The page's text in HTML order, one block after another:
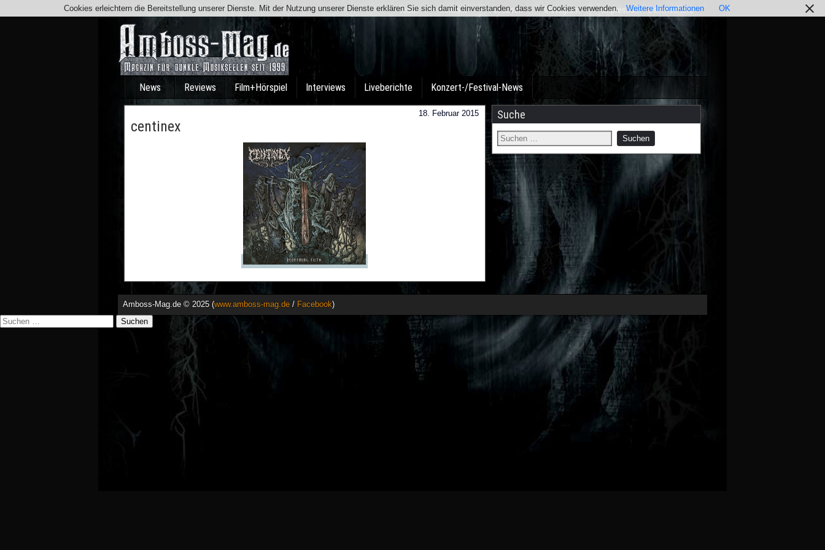
Team Kontakt Facebook Instagram Impressum / Datenschutz
News Reviews Film+Hörspiel Interviews Liveberichte Konzert-/Festival-News
18. Februar 2015
centinex
Suche
Amboss-Mag.de © 2025 (www.amboss-mag.de / Facebook)
Cookies erleichtern die Bereitstellung unserer Dienste. Mit der Nutzung unserer Dienste erklären Sie sich damit einverstanden, dass wir Cookies verwenden. Weitere Informationen OK